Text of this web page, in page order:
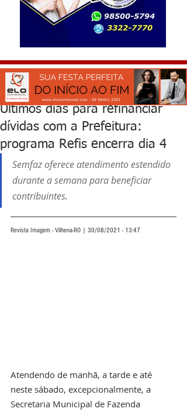
Últimos dias para refinanciar
dívidas com a Prefeitura:
programa Refis encerra dia 4
Semfaz oferece atendimento estendido
durante a semana para beneficiar
contribuintes.
Revista Imagem - Vilhena-RO | 30/08/2021 - 13:47
Atendendo de manhã, a tarde e até
neste sábado, excepcionalmente, a
Secretaria Municipal de Fazenda